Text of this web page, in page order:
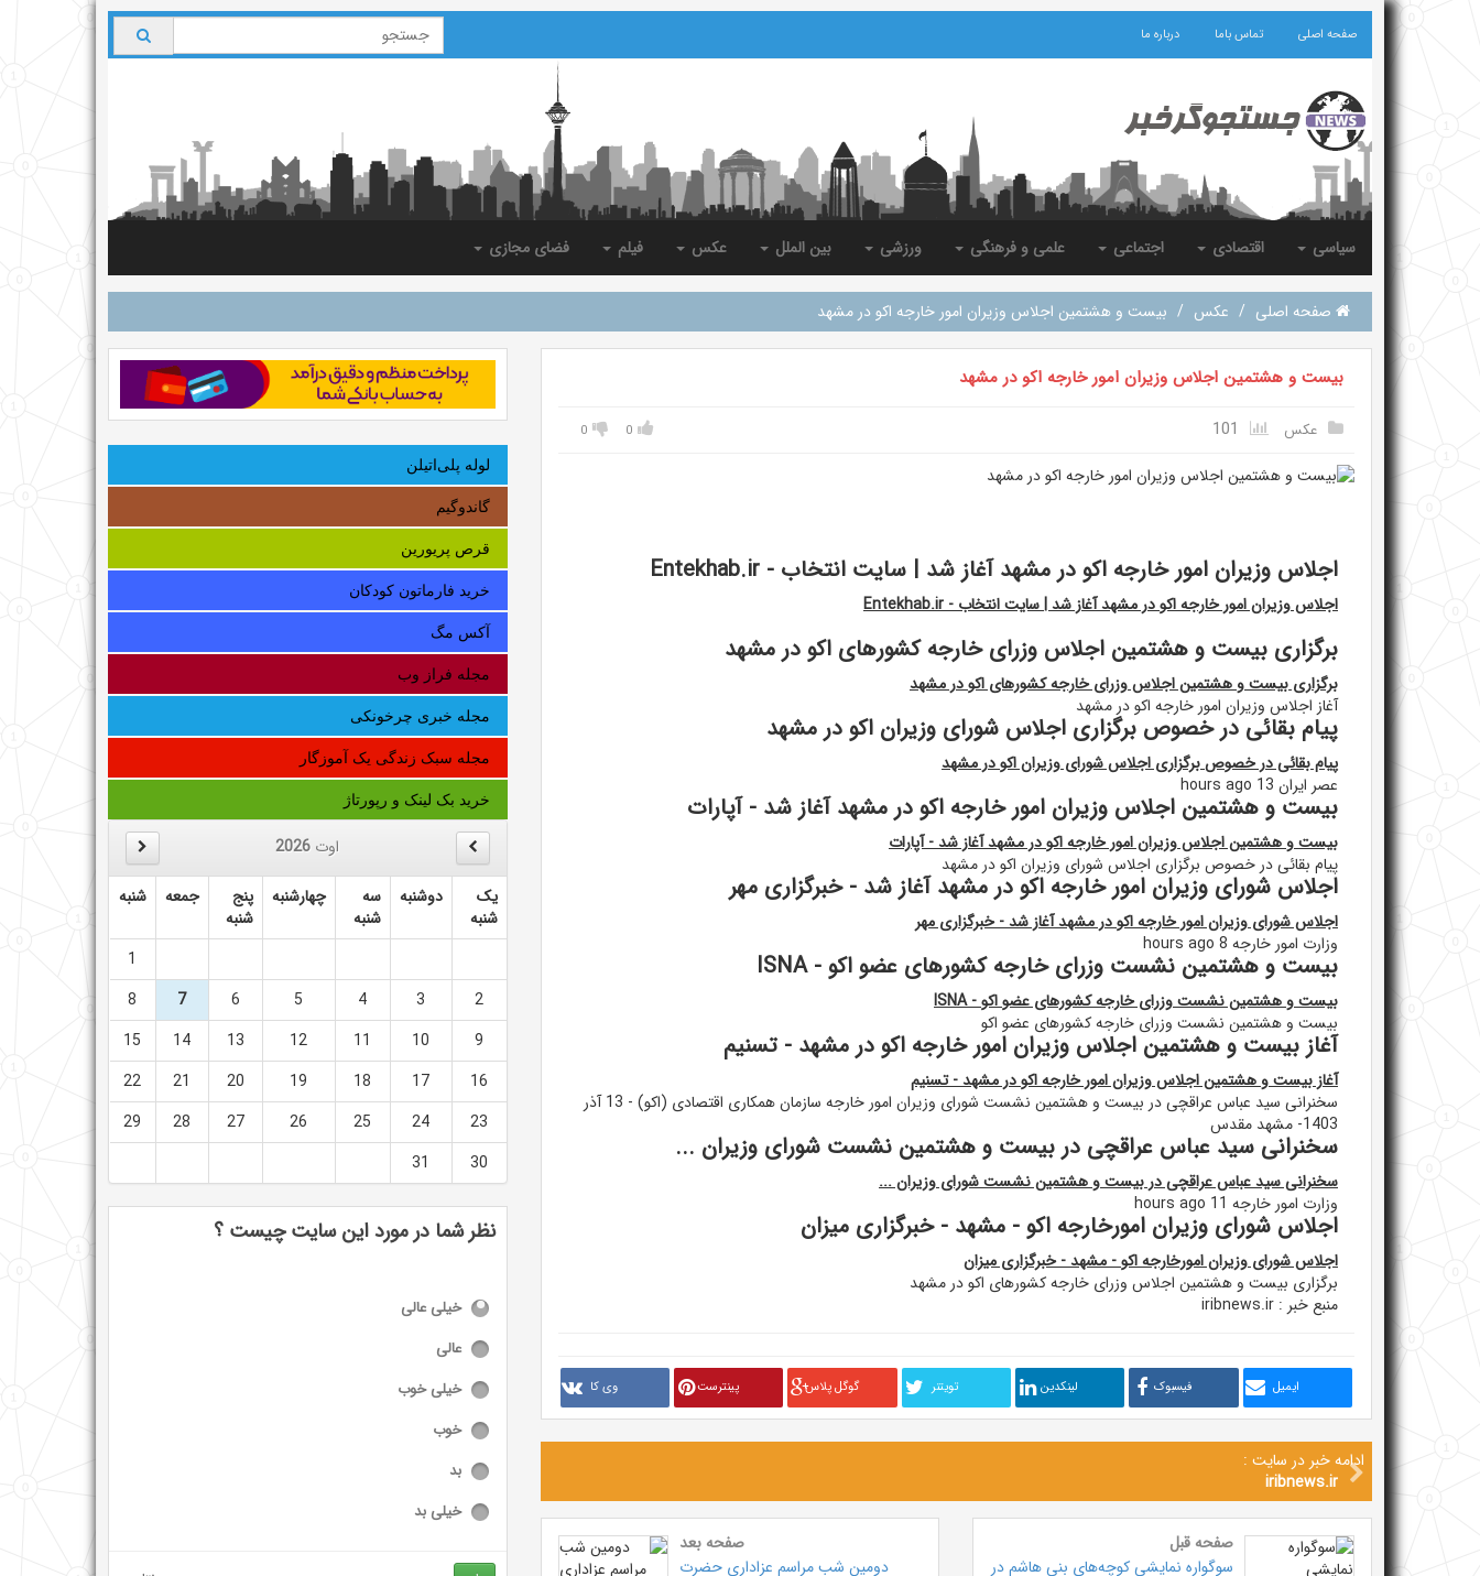
صفحه اصلی تماس باما درباره ما
سیاسی اقتصادی اجتماعی علمی و فرهنگی ورزشی بین الملل عکس فیلم فضای مجازی
صفحه اصلی / عکس / بیست و هشتمین اجلاس وزیران امور خارجه اکو در مشهد
بیست و هشتمین اجلاس وزیران امور خارجه اکو در مشهد
عکس 0
0
اجلاس وزیران امور خارجه اکو در مشهد آغاز شد | سایت انتخاب - Entekhab.ir
اجلاس وزیران امور خارجه اکو در مشهد آغاز شد | سایت انتخاب - Entekhab.ir
برگزاری بیست و هشتمین اجلاس وزرای خارجه کشورهای اکو در مشهد
برگزاری بیست و هشتمین اجلاس وزرای خارجه کشورهای اکو در مشهد
آغاز اجلاس وزیران امور خارجه اکو در مشهد
پیام بقائی در خصوص برگزاری اجلاس شورای وزیران اکو در مشهد
پیام بقائی در خصوص برگزاری اجلاس شورای وزیران اکو در مشهد
عصر ایران 13 hours ago
بیست و هشتمین اجلاس وزیران امور خارجه اکو در مشهد آغاز شد - آپارات
بیست و هشتمین اجلاس وزیران امور خارجه اکو در مشهد آغاز شد - آپارات
پیام بقائی در خصوص برگزاری اجلاس شورای وزیران اکو در مشهد
اجلاس شورای وزیران امور خارجه اکو در مشهد آغاز شد - خبرگزاری مهر
اجلاس شورای وزیران امور خارجه اکو در مشهد آغاز شد - خبرگزاری مهر
وزارت امور خارجه 8 hours ago
بیست و هشتمین نشست وزرای خارجه کشورهای عضو اکو - ISNA
بیست و هشتمین نشست وزرای خارجه کشورهای عضو اکو - ISNA
بیست و هشتمین نشست وزرای خارجه کشورهای عضو اکو
آغاز بیست و هشتمین اجلاس وزیران امور خارجه اکو در مشهد - تسنیم
آغاز بیست و هشتمین اجلاس وزیران امور خارجه اکو در مشهد - تسنیم
سخنرانی سید عباس عراقچی در بیست و هشتمین نشست شورای وزیران امور خارجه سازمان همکاری اقتصادی (اکو) - 13 آذر
1403- مشهد مقدس
سخنرانی سید عباس عراقچی در بیست و هشتمین نشست شورای وزیران ...
سخنرانی سید عباس عراقچی در بیست و هشتمین نشست شورای وزیران ...
وزارت امور خارجه 11 hours ago
اجلاس شورای وزیران امورخارجه اکو - مشهد - خبرگزاری میزان
اجلاس شورای وزیران امورخارجه اکو - مشهد - خبرگزاری میزان
برگزاری بیست و هشتمین اجلاس وزرای خارجه کشورهای اکو در مشهد
منبع خبر : iribnews.ir
ایمیل فیسبوک لینکدین تويتنر گوگل پلاس پینترست وی کا
ادامه خبر در سایت :
iribnews.ir
صفحه قبل
سوگواره نمایشی کوچه‌های بنی هاشم در
صفحه بعد
دومین شب مراسم عزاداری حضرت
لوله‌ پلی‌اتیلن
گاندوگیم
قرص پریورین
خرید فارماتون کودکان
آکس مگ
مجله فراز وب
مجله خبری چرخونکی
مجله سبک زندگی یک آموزگار
خرید بک لینک و رپورتاژ
اوت 2026
یک
شنبه
دوشنبه
سه
شنبه
چهارشنبه
پنج
شنبه
جمعه شنبه
1
2
3
4
5
6
7
8
9
10
11
12
13
14
15
16
17
18
19
20
21
22
23
24
25
26
27
28
29
30
31
نظر شما در مورد این سایت چیست ؟
خیلی عالی
عالی
خیلی خوب
خوب
بد
خیلی بد